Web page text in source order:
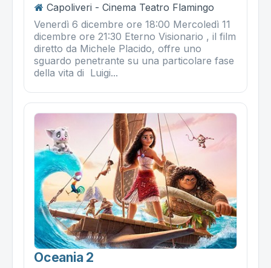
Capoliveri - Cinema Teatro Flamingo
Venerdì 6 dicembre ore 18:00 Mercoledì 11
dicembre ore 21:30 Eterno Visionario , il film
diretto da Michele Placido, offre uno
sguardo penetrante su una particolare fase
della vita di Luigi...
Oceania 2